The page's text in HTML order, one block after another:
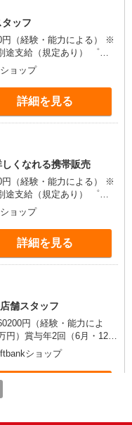
タッフ
円（経験・能力による） ※
支給（規定あり） ゜
○。・゜+゜ 入社祝い金10
・。○。・゜+゜
ョップ
詳細を見る
しくなれる携帯販売
円（経験・能力による） ※
支給（規定あり） ゜
○。・゜+゜ 入社祝い金10
・。○。・゜+゜
ョップ
詳細を見る
舗スタッフ
円（経験・能力によ
円）賞与年2回（6月・12
） 未経験から入社半年で
給実績あり ※残業代支給
゜・。○。・゜
祝い金10万円支給(規定
ショップ